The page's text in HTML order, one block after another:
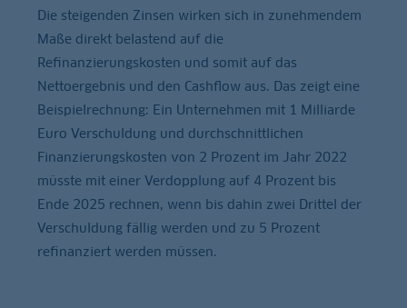
Die steigenden Zinsen wirken sich in zunehmendem
Maße direkt belastend auf die
Refinanzierungskosten und somit auf das
Nettoergebnis und den Cashflow aus. Das zeigt eine
Beispielrechnung: Ein Unternehmen mit 1 Milliarde
Euro Verschuldung und durchschnittlichen
Finanzierungskosten von 2 Prozent im Jahr 2022
müsste mit einer Verdopplung auf 4 Prozent bis
Ende 2025 rechnen, wenn bis dahin zwei Drittel der
Verschuldung fällig werden und zu 5 Prozent
refinanziert werden müssen.